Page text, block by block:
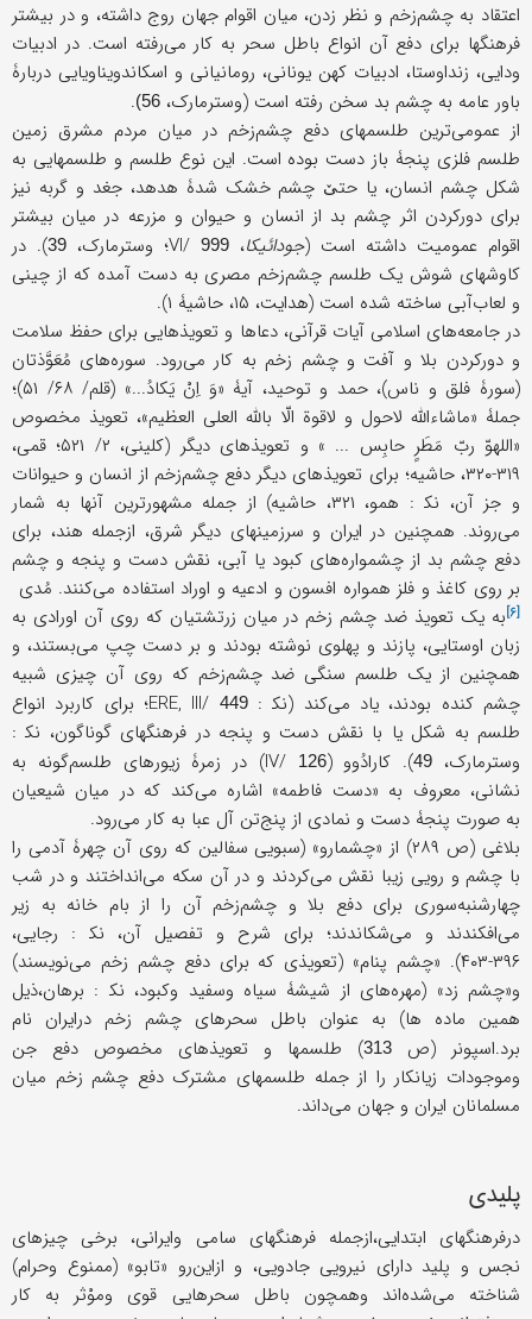
اعتقاد به چشم‌زخم و نظر زدن، میان اقوام جهان روج داشته، و در بیشتر
فرهنگها برای دفع آن انواع باطل سحر به کار می‌رفته است. در ادبیات
ودایی، زنداوستا، ادبیات کهن یونانی، رومانیانی و اسکاندویناویایی دربارۀ
باور عامه به چشم بد سخن رفته است (وسترمارک، 56)
.
از عمومی‌ترین طلسمهای دفع چشم‌زخم در میان مردم مشرق زمین
طلسم فلزی پنجۀ باز دست بوده است. این نوع طلسم و طلسمهایی به
شکل چشم انسان، یا حتێ چشم خشک شدۀ هدهد، جغد و گربه نیز
برای دورکردن اثر چشم بد از انسان و حیوان و مزرعه در میان بیشتر
اقوام عمومیت داشته است (جودائیکا، VI/ 999 ؛ وسترمارک، 39). در
کاوشهای شوش یک طلسم چشم‌زخم مصری به دست آمده که از چینی
و لعاب‌آبی ساخته شده است (هدایت، ۱۵، حاشیۀ ۱).
در جامعه‌های اسلامی آیات قرآنی، دعاها و تعویذهایی برای حفظ سلامت
و دورکردن بلا و آفت و چشم زخم به کار می‌رود. سوره‌های مُعَوَّذتان
(سورۀ فلق و ناس)، حمد و توحید، آیۀ «وَ اِنْ یَکادُ...» (قلم/ ۶۸/ ۵۱)؛
جملۀ «ماشاءالله لاحول و لاقوة الّا بالله العلی العظیم»، تعویذ مخصوص
«اللهوّ ربّ مَطَرٍ حابِس ... » و تعویذهای دیگر (کلینی، ۲/ ۵۲۱؛ قمی،
۳۱۹-۳۲۰، حاشیه؛ برای تعویذهای دیگر دفع چشم‌زخم از انسان و حیوانات
و جز آن، ﻧﻜ : همو، ۳۲۱، حاشیه) از جمله مشهورترین آنها به شمار
می‌روند. همچنین در ایران و سرزمینهای دیگر شرق، ازجمله هند، برای
دفع چشم بد از چشمواره‌های کبود یا آبی، نقش دست و پنجه و چشم‌
بر روی کاغذ و فلز همواره افسون و ادعیه و اوراد استفاده می‌کنند. مُدی
[۶] به یک تعویذ ضد چشم زخم در میان زرتشتیان که روی آن اورادی به
زبان اوستایی، پازند و پهلوی نوشته بودند و بر دست چپ می‌بستند، و
همچنین از یک طلسم سنگی ضد چشم‌زخم که روی آن چیزی شبیه
چشم کنده بودند، یاد می‌کند (ﻧﻜ : ERE, III/449
؛ برای کاربرد انواع
طلسم به شکل یا با نقش دست و پنجه در فرهنگهای گوناگون، ﻧﻜ :
وسترمارک،
49). کارادُوو (IV/126
) در زمرۀ زیورهای طلسم‌گونه به
نشانی، معروف به «دست فاطمه» اشاره می‌کند که در میان شیعیان
به صورت پنجۀ دست و نمادی از پنج‌تن آل عبا به کار می‌رود.
بلاغی (ص ۲۸۹) از «چشمارو» (سبویی سفالین که روی آن چهرۀ آدمی را
با چشم و رویی زیبا نقش می‌کردند و در آن سکه می‌انداختند و در شب
چهارشنبه‌سوری برای دفع بلا و چشم‌زخم آن را از بام خانه به زیر
می‌افکندند و می‌شکاندند؛ برای شرح و تفصیل آن، ﻧﻜ : رجایی،
۳۹۶-۴۰۳). «چشم پنام» (تعویذی که برای دفع چشم زخم می‌نویسند)
و«چشم زد» (مهره‌های از شیشۀ سیاه وسفید وکبود، ﻧﻜ : برهان،ذیل
همین ماده ها) به عنوان باطل سحرهای چشم زخم درایران نام
برد.اسپونر (ص
313) طلسمها و تعویذهای مخصوص دفع جن
وموجودات زیانکار را از جمله طلسمهای مشترک دفع چشم زخم میان
مسلمانان ایران و جهان می‌داند.
پلیدی
درفرهنگهای ابتدایی،ازجمله فرهنگهای سامی وایرانی، برخی چیزهای
نجس و پلید دارای نیرویی جادویی، و ازاین‌رو «تابو» (ممنوع وحرام)
شناخته می‌شده‌اند وهمچون باطل سحرهایی قوی وموْثر به کار